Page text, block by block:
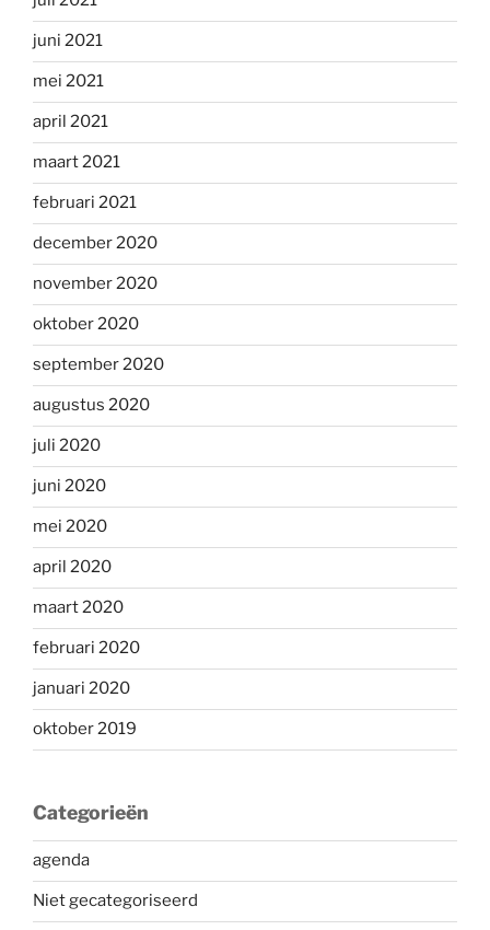
juni 2021
mei 2021
april 2021
maart 2021
februari 2021
december 2020
november 2020
oktober 2020
september 2020
augustus 2020
juli 2020
juni 2020
mei 2020
april 2020
maart 2020
februari 2020
januari 2020
oktober 2019
Categorieën
agenda
Niet gecategoriseerd